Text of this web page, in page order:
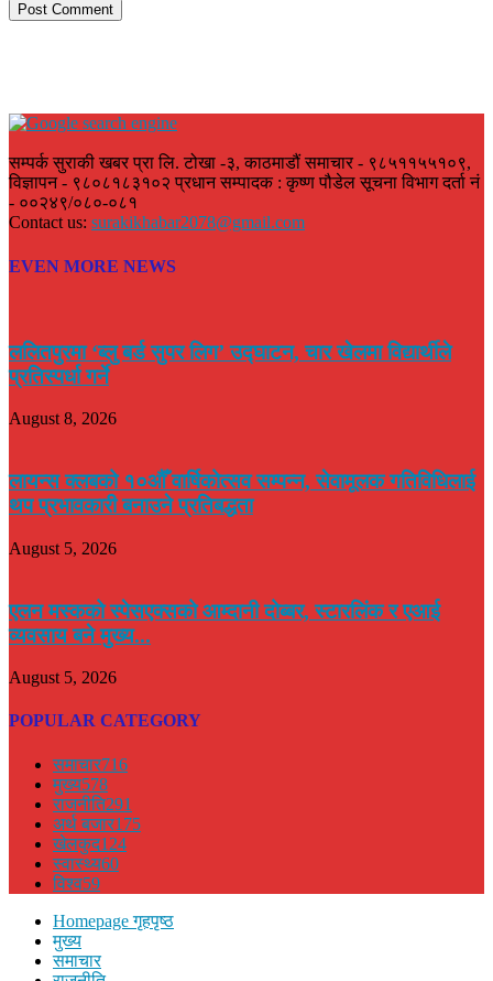
सम्पर्क सुराकी खबर प्रा लि. टोखा -३, काठमाडौं समाचार - ९८५११५५१०९,
विज्ञापन - ९८०८१८३१०२ प्रधान सम्पादक : कृष्ण पौडेल सूचना विभाग दर्ता नं
- ००२४९/०८०-०८१
Contact us: surakikhabar2078@gmail.com
EVEN MORE NEWS
ललितपुरमा ‘ब्लु बर्ड सुपर लिग’ उद्घाटन, चार खेलमा विद्यार्थीले
प्रतिस्पर्धा गर्ने
August 8, 2026
लायन्स क्लबको १०औँ वार्षिकोत्सव सम्पन्न, सेवामूलक गतिविधिलाई
थप प्रभावकारी बनाउने प्रतिबद्धता
August 5, 2026
एलन मस्कको स्पेसएक्सको आम्दानी दोब्बर, स्टारलिंक र एआई
व्यवसाय बने मुख्य...
August 5, 2026
POPULAR CATEGORY
समाचार716
मुख्य578
राजनीति291
अर्थ बजार175
खेलकुद124
स्वास्थ्य60
विश्व59
Homepage गृहपृष्ठ
मुख्य
समाचार